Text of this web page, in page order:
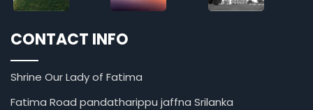
CONTACT INFO
Shrine Our Lady of Fatima
Fatima Road pandatharippu jaffna Srilanka